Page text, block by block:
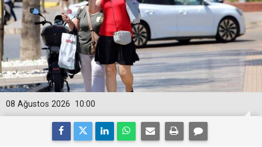
10:00
08 Ağustos 2026